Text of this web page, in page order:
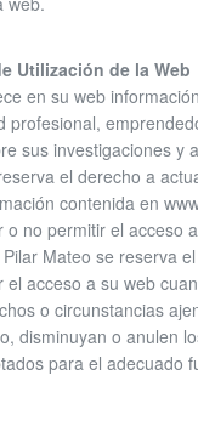
Utilización de la Web
en su web
profesional,
sus investigaciones y
el derecho a
contenida en
o no permitir el acceso
Mateo se reserva
el acceso a su web
o circunstancias
disminuyan o anulen
para el adecuado